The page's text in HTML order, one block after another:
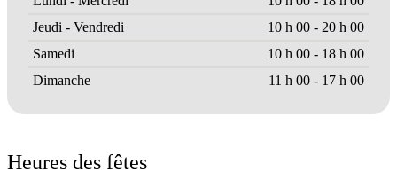
Jeudi - Vendredi
10 h 00 - 20 h 00
Samedi
10 h 00 - 18 h 00
Dimanche
11 h 00 - 17 h 00
Heures des fêtes